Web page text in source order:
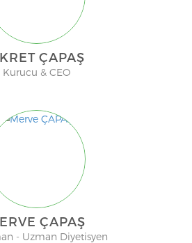
ÇAPAŞ
Kurucu & CEO
ÇAPAŞ
- Uzman Diyetisyen